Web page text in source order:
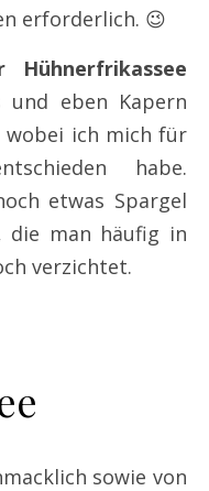
erforderlich. 😉
Hühnerfrikassee
und eben Kapern
wobei ich mich für
habe.
etwas Spargel
die man häufig in
verzichtet.
sowie von